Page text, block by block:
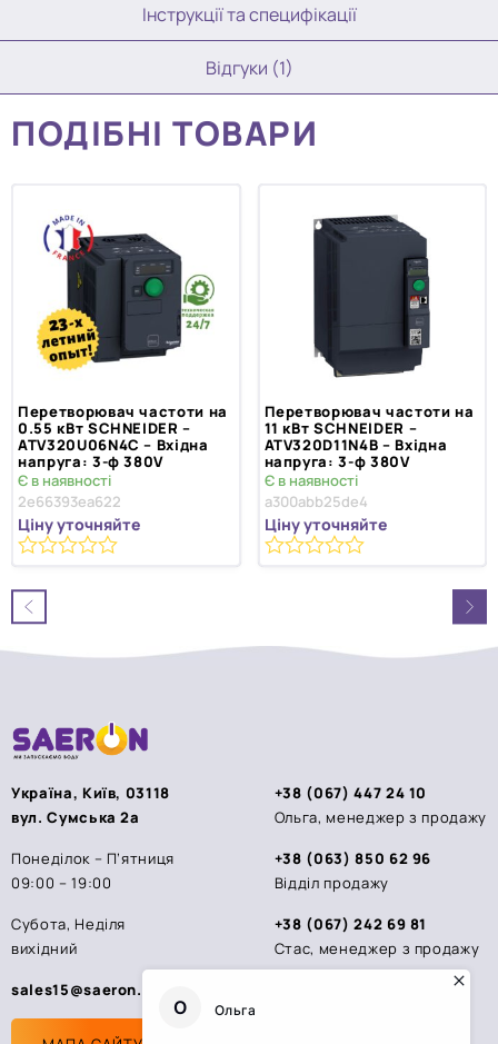
Інструкції та специфікації
Відгуки (1)
ПОДІБНІ ТОВАРИ
Перетворювач частоти на
0.55 кВт SCHNEIDER –
ATV320U06N4C – Вхідна
напруга: 3-ф 380V
Є в наявності
2e66393ea622
Ціну уточняйте
з
5
Перетворювач частоти на
11 кВт SCHNEIDER –
ATV320D11N4B – Вхідна
напруга: 3-ф 380V
Є в наявності
a300abb25de4
Ціну уточняйте
Україна, Київ, 03118
вул. Сумська 2а
Понеділок – П’ятниця
09:00 – 19:00
Субота, Неділя
вихідний
sales15@saeron.ua
+38 (067) 447 24 10
Ольга, менеджер з продажу
+38 (063) 850 62 96
Відділ продажу
+38 (067) 242 69 81
Стас, менеджер з продажу